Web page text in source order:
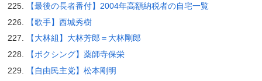
【最後の長者番付】2004年高額納税者の自宅一覧
【歌手】西城秀樹
【大林組】大林芳郎＝大林剛郎
【ボクシング】薬師寺保栄
【自由民主党】松本剛明